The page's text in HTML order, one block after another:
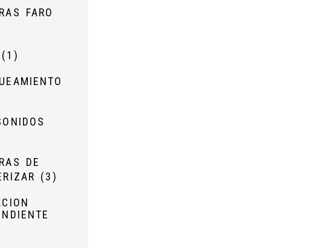
FARO
(1)
DE
(3)